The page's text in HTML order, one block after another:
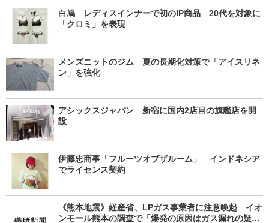
白鳩 レディスインナーで初のIP商品 20代を対象に
「クロミ」を表現
メンズニットのジム 夏の長期化対策で「アイスリネ
ン」を強化
アシックスジャパン 新宿に国内2店目の旗艦店を開
設
伊藤忠商事「フルーツオブザルーム」 インドネシア
でライセンス契約
《熊本地震》経産省、LPガス事業者に注意喚起 イオ
ンモール熊本の調査で「爆発の原因はガス漏れの疑